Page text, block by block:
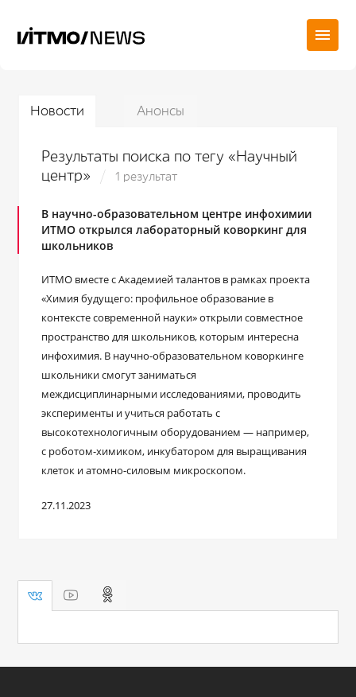
Новости Анонсы
Результаты поиска по тегу «Научный
центр»
1 результат
В научно-образовательном центре инфохимии
ИТМО открылся лабораторный коворкинг для
школьников
ИТМО вместе с Академией талантов в рамках проекта
«Химия будущего: профильное образование в
контексте современной науки» открыли совместное
пространство для школьников, которым интересна
инфохимия. В научно-образовательном коворкинге
школьники смогут заниматься
междисциплинарными исследованиями, проводить
эксперименты и учиться работать с
высокотехнологичным оборудованием — например,
с роботом-химиком, инкубатором для выращивания
клеток и атомно-силовым микроскопом.
27.11.2023